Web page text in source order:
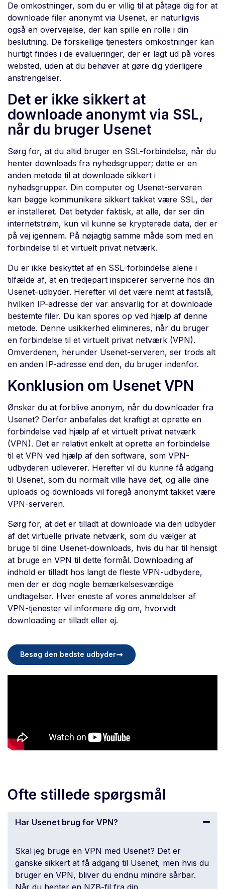
De omkostninger, som du er villig til at påtage dig for at
downloade filer anonymt via Usenet, er naturligvis
også en overvejelse, der kan spille en rolle i din
beslutning. De forskellige tjenesters omkostninger kan
hurtigt findes i de evalueringer, der er lagt ud på vores
websted, uden at du behøver at gøre dig yderligere
anstrengelser.
Det er ikke sikkert at
downloade anonymt via SSL,
når du bruger Usenet
Sørg for, at du altid bruger en SSL-forbindelse, når du
henter downloads fra nyhedsgrupper; dette er en
anden metode til at downloade sikkert i
nyhedsgrupper. Din computer og Usenet-serveren
kan begge kommunikere sikkert takket være SSL, der
er installeret. Det betyder faktisk, at alle, der ser din
internetstrøm, kun vil kunne se krypterede data, der er
på vej igennem. På nøjagtig samme måde som med en
forbindelse til et virtuelt privat netværk.
Du er ikke beskyttet af en SSL-forbindelse alene i
tilfælde af, at en tredjepart inspicerer serverne hos din
Usenet-udbyder. Herefter vil det være nemt at fastslå,
hvilken IP-adresse der var ansvarlig for at downloade
bestemte filer. Du kan spores op ved hjælp af denne
metode. Denne usikkerhed elimineres, når du bruger
en forbindelse til et virtuelt privat netværk (VPN).
Omverdenen, herunder Usenet-serveren, ser trods alt
en anden IP-adresse end den, du bruger indenfor.
Konklusion om Usenet VPN
Ønsker du at forblive anonym, når du downloader fra
Usenet? Derfor anbefales det kraftigt at oprette en
forbindelse ved hjælp af et virtuelt privat netværk
(VPN). Det er relativt enkelt at oprette en forbindelse
til et VPN ved hjælp af den software, som VPN-
udbyderen udleverer. Herefter vil du kunne få adgang
til Usenet, som du normalt ville have det, og alle dine
uploads og downloads vil foregå anonymt takket være
VPN-serveren.
Sørg for, at det er tilladt at downloade via den udbyder
af det virtuelle private netværk, som du vælger at
bruge til dine Usenet-downloads, hvis du har til hensigt
at bruge en VPN til dette formål. Downloading af
indhold er tilladt hos langt de fleste VPN-udbydere,
men der er dog nogle bemærkelsesværdige
undtagelser. Hver eneste af vores anmeldelser af
VPN-tjenester vil informere dig om, hvorvidt
downloading er tilladt eller ej.
Besøg den bedste udbyder
Ofte stillede spørgsmål
Har Usenet brug for VPN?
Skal jeg bruge en VPN med Usenet? Det er
ganske sikkert at få adgang til Usenet, men hvis du
bruger en VPN, bliver du endnu mindre sårbar.
Når du henter en NZB-fil fra din